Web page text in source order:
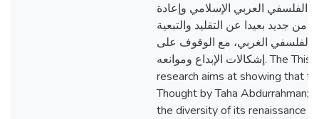
الفلسفي العربي الإسلامي وإعادة
من جديد بعيدا عن التقليد والتبعية
الفلسفي الغربي، مع الوقوف على
إشكالات الإبداع وموانعه. The This
research aims at showing that
Thought by Taha Abdurrahman;
the diversity of its renaissance